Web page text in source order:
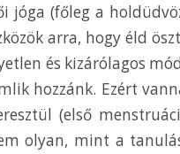
jóga (főleg a
arra, hogy éld
és kizárólagos
hozzánk. Ezért
(első
olyan, mint a